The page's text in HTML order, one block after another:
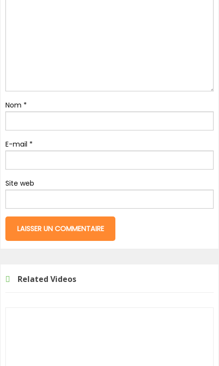
Nom *
E-mail *
Site web
Related Videos